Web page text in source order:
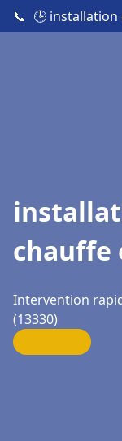
📞 🕒 installation
chauffe
Intervention
(13330)